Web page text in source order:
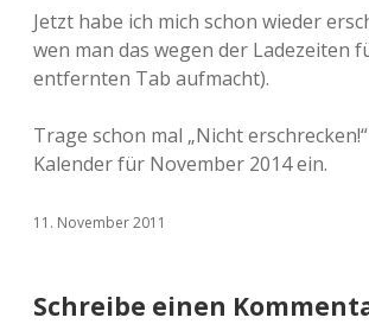
Jetzt habe ich mich schon wieder
wen man das wegen der Ladezeiten
entfernten Tab aufmacht).
Trage schon mal „Nicht
Kalender für November 2014 ein.
11. November 2011
Schreibe einen